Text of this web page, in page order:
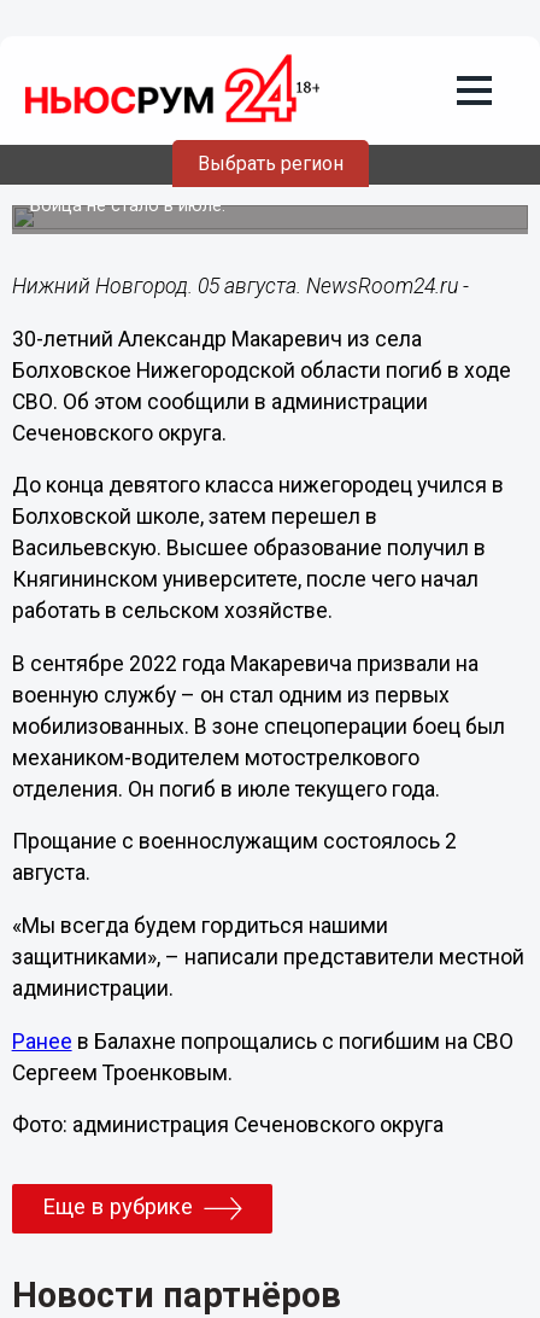
Выбрать регион
Нижегородцы попрощались с
погибшим на СВО Александром
Бойца не стало в июле.
Нижний Новгород. 05 августа. NewsRoom24.ru -
30-летний Александр Макаревич из села
Болховское Нижегородской области погиб в ходе
СВО. Об этом сообщили в администрации
Сеченовского округа.
До конца девятого класса нижегородец учился в
Болховской школе, затем перешел в
Васильевскую. Высшее образование получил в
Княгининском университете, после чего начал
работать в сельском хозяйстве.
В сентябре 2022 года Макаревича призвали на
военную службу – он стал одним из первых
мобилизованных. В зоне спецоперации боец был
механиком-водителем мотострелкового
отделения. Он погиб в июле текущего года.
Прощание с военнослужащим состоялось 2
августа.
«Мы всегда будем гордиться нашими
защитниками», – написали представители местной
администрации.
Ранее в Балахне попрощались с погибшим на СВО
Сергеем Троенковым.
Фото: администрация Сеченовского округа
Еще в рубрике
Новости партнёров